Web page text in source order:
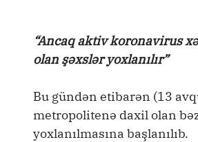
“Ancaq aktiv koronavirus
olan şəxslər yoxlanılır”
Bu gündən etibarən (13
metropolitenə daxil olan
yoxlanılmasına başlanılıb.